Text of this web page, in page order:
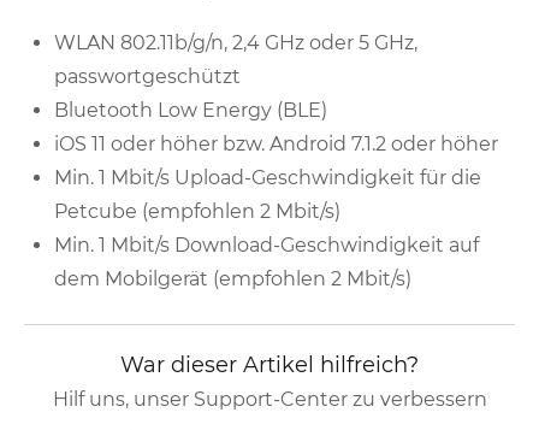
WLAN 802.11b/g/n, 2,4 GHz oder 5 GHz,
passwortgeschützt
Bluetooth Low Energy (BLE)
iOS 11 oder höher bzw. Android 7.1.2 oder höher
Min. 1 Mbit/s Upload-Geschwindigkeit für die
Petcube (empfohlen 2 Mbit/s)
Min. 1 Mbit/s Download-Geschwindigkeit auf
dem Mobilgerät (empfohlen 2 Mbit/s)
War dieser Artikel hilfreich?
Hilf uns, unser Support-Center zu verbessern